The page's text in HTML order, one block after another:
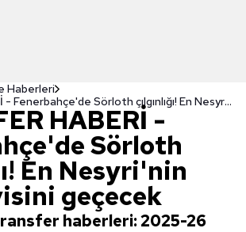
Haberleri
TRANSFER HABERİ - Fenerbahçe'de Sörloth çılgınlığı! En Nesyri'nin bonservisini geçecek
HABERİ -
Sörloth
En Nesyri'nin
geçecek
haberleri: 2025-26